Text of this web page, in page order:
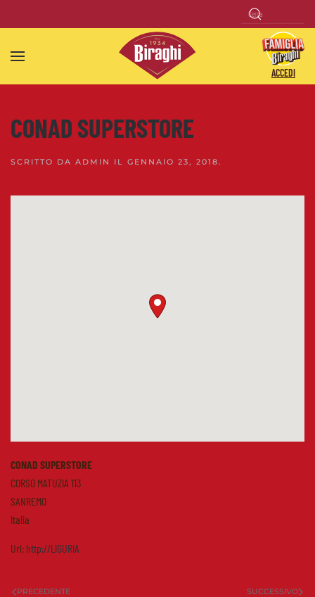
Skip to main content
ACCEDI
CONAD SUPERSTORE
SCRITTO DA ADMIN IL GENNAIO 23, 2018.
CONAD SUPERSTORE
CORSO MATUZIA 113
SANREMO
Italia
Url: http://LIGURIA
PRECEDENTE SUCCESSIVO